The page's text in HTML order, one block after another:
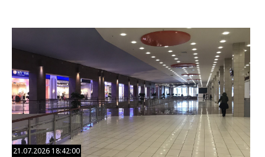
21.07.2026 18:42:00